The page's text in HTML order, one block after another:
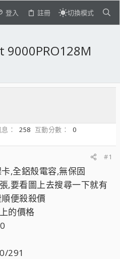
登入 註冊 切換模式
9000PRO128M
息 258 互動分數
0
#1
,全鋁殼電容,無保固
,要看圖上去搜尋一下就有
便殺殺價
的價格
291